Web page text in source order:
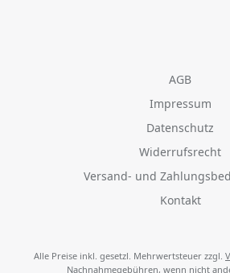
AGB
Impressum
Datenschutz
Widerrufsrecht
Versand- und
Kontakt
Alle Preise inkl. gesetzl. Mehrwertsteuer zzgl.
Nachnahmegebühren, wenn nicht